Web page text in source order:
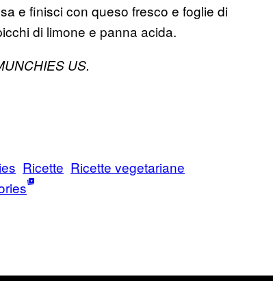
e finisci con queso fresco e foglie di
di limone e panna acida.
US.
Ricette Ricette vegetariane